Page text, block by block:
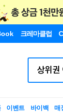
크레마클럽
이벤트 바이백 매